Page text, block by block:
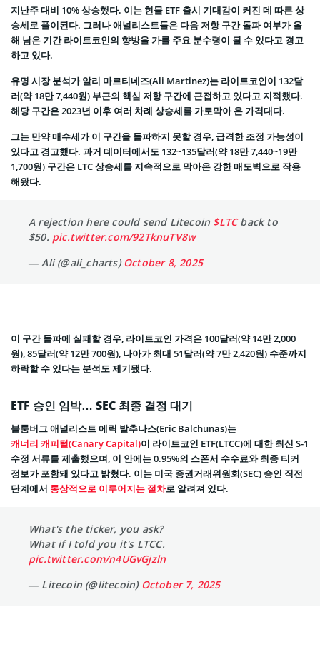
지난주 대비 10% 상승했다. 이는 현물 ETF 출시 기대감이 커진 데 따른 상
승세로 풀이된다. 그러나 애널리스트들은 다음 저항 구간 돌파 여부가 올
해 남은 기간 라이트코인의 향방을 가를 주요 분수령이 될 수 있다고 경고
하고 있다.
유명 시장 분석가 알리 마르티네즈(Ali Martinez)는 라이트코인이 132달
러(약 18만 7,440원) 부근의 핵심 저항 구간에 근접하고 있다고 지적했다.
해당 구간은 2023년 이후 여러 차례 상승세를 가로막아 온 가격대다.
그는 만약 매수세가 이 구간을 돌파하지 못할 경우, 급격한 조정 가능성이
있다고 경고했다. 과거 데이터에서도 132~135달러(약 18만 7,440~19만
1,700원) 구간은 LTC 상승세를 지속적으로 막아온 강한 매도벽으로 작용
해왔다.
A rejection here could send Litecoin $LTCback to
$50. pic.twitter.com/92TknuTV8w
— Ali (@ali_charts)October 8, 2025
이 구간 돌파에 실패할 경우, 라이트코인 가격은 100달러(약 14만 2,000
원), 85달러(약 12만 700원), 나아가 최대 51달러(약 7만 2,420원) 수준까지
하락할 수 있다는 분석도 제기됐다.
ETF 승인 임박… SEC 최종 결정 대기
블룸버그 애널리스트 에릭 발추나스(Eric Balchunas)는
캐너리 캐피털(Canary Capital)이 라이트코인 ETF(LTCC)에 대한 최신 S-1
수정 서류를 제출했으며, 이 안에는 0.95%의 스폰서 수수료와 최종 티커
정보가 포함돼 있다고 밝혔다. 이는 미국 증권거래위원회(SEC) 승인 직전
단계에서 통상적으로 이루어지는 절차로 알려져 있다.
What's the ticker, you ask?
What if I told you it's LTCC.
pic.twitter.com/n4UGvGjzln
— Litecoin (@litecoin) October 7, 2025